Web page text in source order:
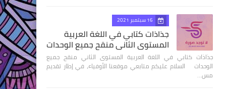
16 سبتمبر 2021
جذاذات كتابي في اللغة العربية
المستوى الثاني منقح جميع الوحدات
جذاذات كتابي في اللغة العربية المستوى الثاني منقح جميع
الوحدات السلام عليكم متابعي موقعنا الأوفياء، في إطار تقديم
مس…